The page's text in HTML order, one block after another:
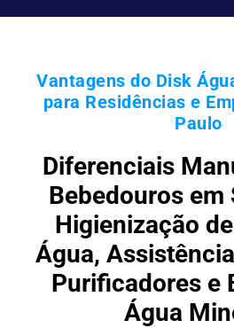
Vantagens do Disk
para Residências e
Paulo
Diferenciais
Bebedouros em
Higienização
Água,
Purificadores e
Água